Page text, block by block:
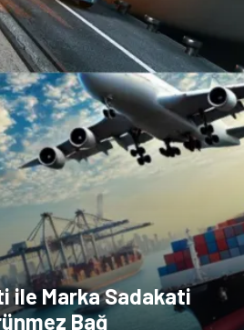
Moda
ile Marka Sadakati
Bağ